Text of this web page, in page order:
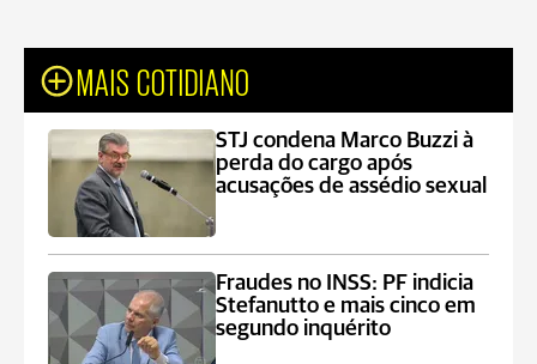
MAIS COTIDIANO
STJ condena Marco Buzzi à
perda do cargo após
acusações de assédio sexual
Fraudes no INSS: PF indicia
Stefanutto e mais cinco em
segundo inquérito